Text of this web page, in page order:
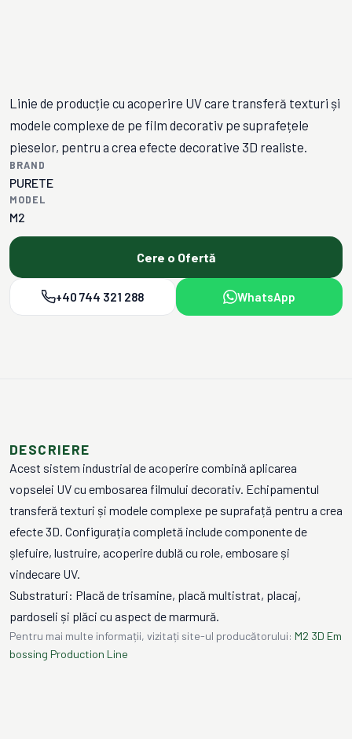
Linie de producție cu acoperire UV care transferă texturi și
modele complexe de pe film decorativ pe suprafețele
pieselor, pentru a crea efecte decorative 3D realiste.
BRAND
PURETE
MODEL
M2
Cere o Ofertă
+40 744 321 288 WhatsApp
DESCRIERE
Acest sistem industrial de acoperire combină aplicarea
vopselei UV cu embosarea filmului decorativ. Echipamentul
transferă texturi și modele complexe pe suprafață pentru a crea
efecte 3D. Configurația completă include componente de
șlefuire, lustruire, acoperire dublă cu role, embosare și
vindecare UV.
Substraturi: Placă de trisamine, placă multistrat, placaj,
pardoseli și plăci cu aspect de marmură.
Pentru mai multe informații, vizitați site-ul producătorului: M2 3D Em
bossing Production Line